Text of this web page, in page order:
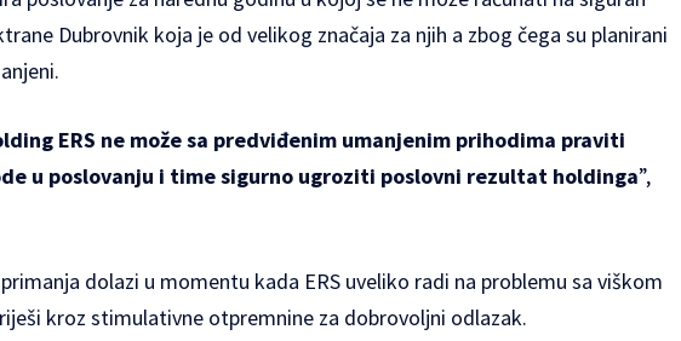
Dubrovnik koja je od velikog značaja za njih a zbog čega su planirani
ERS ne može sa predviđenim umanjenim prihodima praviti
u poslovanju i time sigurno ugroziti poslovni rezultat holdinga”,
dolazi u momentu kada ERS uveliko radi na problemu sa viškom
kroz stimulativne otpremnine za dobrovoljni odlazak.